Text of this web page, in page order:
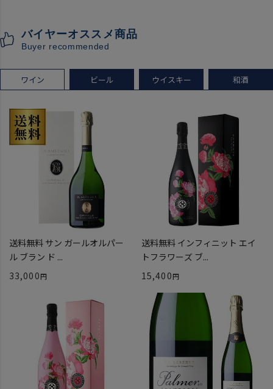
[クール配送]
バイヤーオススメ商品
Buyer recommended
ワイン ビール ウイスキー 和酒
送料無料 サン ガールオルパー
ル ブラン ド ...
33,000
送料無料 インフィニット エイ
トフラワーズ ブ...
15,400